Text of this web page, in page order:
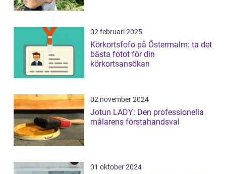
02 februari 2025
Körkortsfofo på Östermalm: ta det
bästa fotot för din
körkortsansökan
02 november 2024
Jotun LADY: Den professionella
målarens förstahandsval
01 oktober 2024